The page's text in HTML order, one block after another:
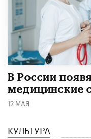
В России
медицинские
12 МАЯ
КУЛЬТУРА